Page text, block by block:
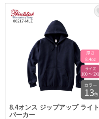
8.4オンス ジップアップ ライト
パーカー